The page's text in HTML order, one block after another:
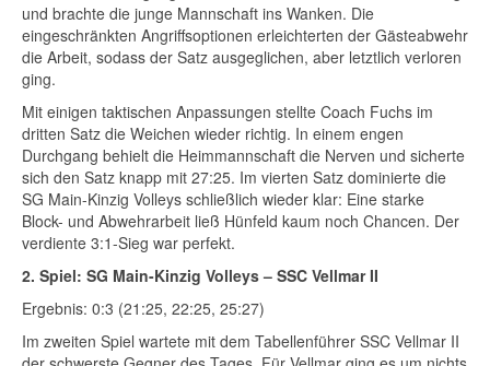
und brachte die junge Mannschaft ins Wanken. Die
eingeschränkten Angriffsoptionen erleichterten der Gästeabwehr
die Arbeit, sodass der Satz ausgeglichen, aber letztlich verloren
ging.
Mit einigen taktischen Anpassungen stellte Coach Fuchs im
dritten Satz die Weichen wieder richtig. In einem engen
Durchgang behielt die Heimmannschaft die Nerven und sicherte
sich den Satz knapp mit 27:25. Im vierten Satz dominierte die
SG Main-Kinzig Volleys schließlich wieder klar: Eine starke
Block- und Abwehrarbeit ließ Hünfeld kaum noch Chancen. Der
verdiente 3:1-Sieg war perfekt.
2. Spiel: SG Main-Kinzig Volleys – SSC Vellmar II
Ergebnis: 0:3 (21:25, 22:25, 25:27)
Im zweiten Spiel wartete mit dem Tabellenführer SSC Vellmar II